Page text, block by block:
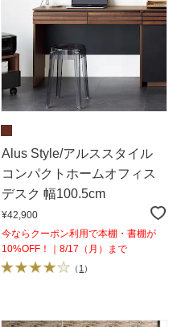
Alus Style/アルススタイル
コンパクトホームオフィス
デスク 幅100.5cm
¥42,900
今ならクーポン利用で本棚・書棚が
10%OFF！｜8/17（月）まで
（ 1 ）